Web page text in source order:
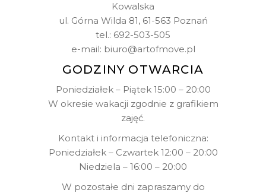
Kowalska
ul. Górna Wilda 81, 61-563 Poznań
tel.: 692-503-505
e-mail: biuro@artofmove.pl
GODZINY OTWARCIA
Poniedziałek – Piątek 15:00 – 20:00
W okresie wakacji zgodnie z grafikiem
zajęć.
Kontakt i informacja telefoniczna:
Poniedziałek – Czwartek 12:00 – 20:00
Niedziela – 16:00 – 20:00
W pozostałe dni zapraszamy do